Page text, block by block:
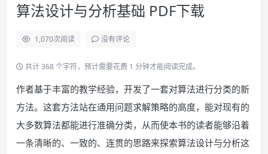
算法设计与分析基础 PDF下载
1,070次阅读 没有评论
共计 368 个字符，预计需要花费 1 分钟才能阅读完成。
作者基于丰富的教学经验，开发了一套对算法进行分类的新
方法。这套方法站在通用问题求解策略的高度，能对现有的
大多数算法都能进行准确分类，从而使本书的读者能够沿着
一条清晰的、一致的、连贯的思路来探索算法设计与分析这